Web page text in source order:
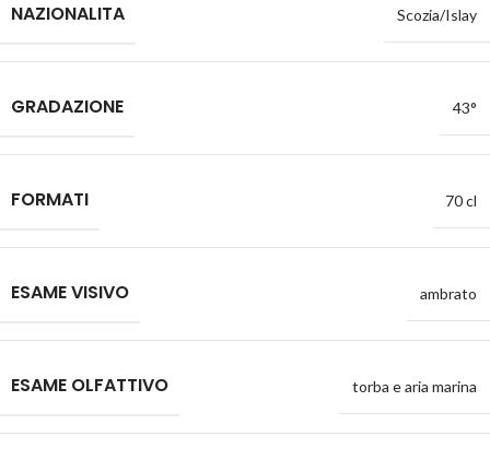
NAZIONALITA Scozia/Islay
GRADAZIONE 43°
FORMATI 70 cl
ESAME VISIVO ambrato
ESAME OLFATTIVO torba e aria marina